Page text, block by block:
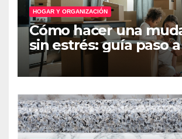
HOGAR Y ORGANIZACIÓN
Cómo hacer una
sin estrés: guía paso